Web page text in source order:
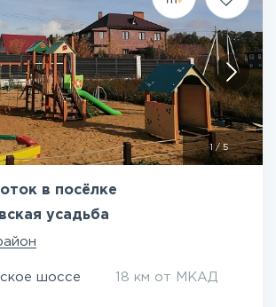
1 /5
в посёлке
усадьба
шоссе 18 км от МКАД